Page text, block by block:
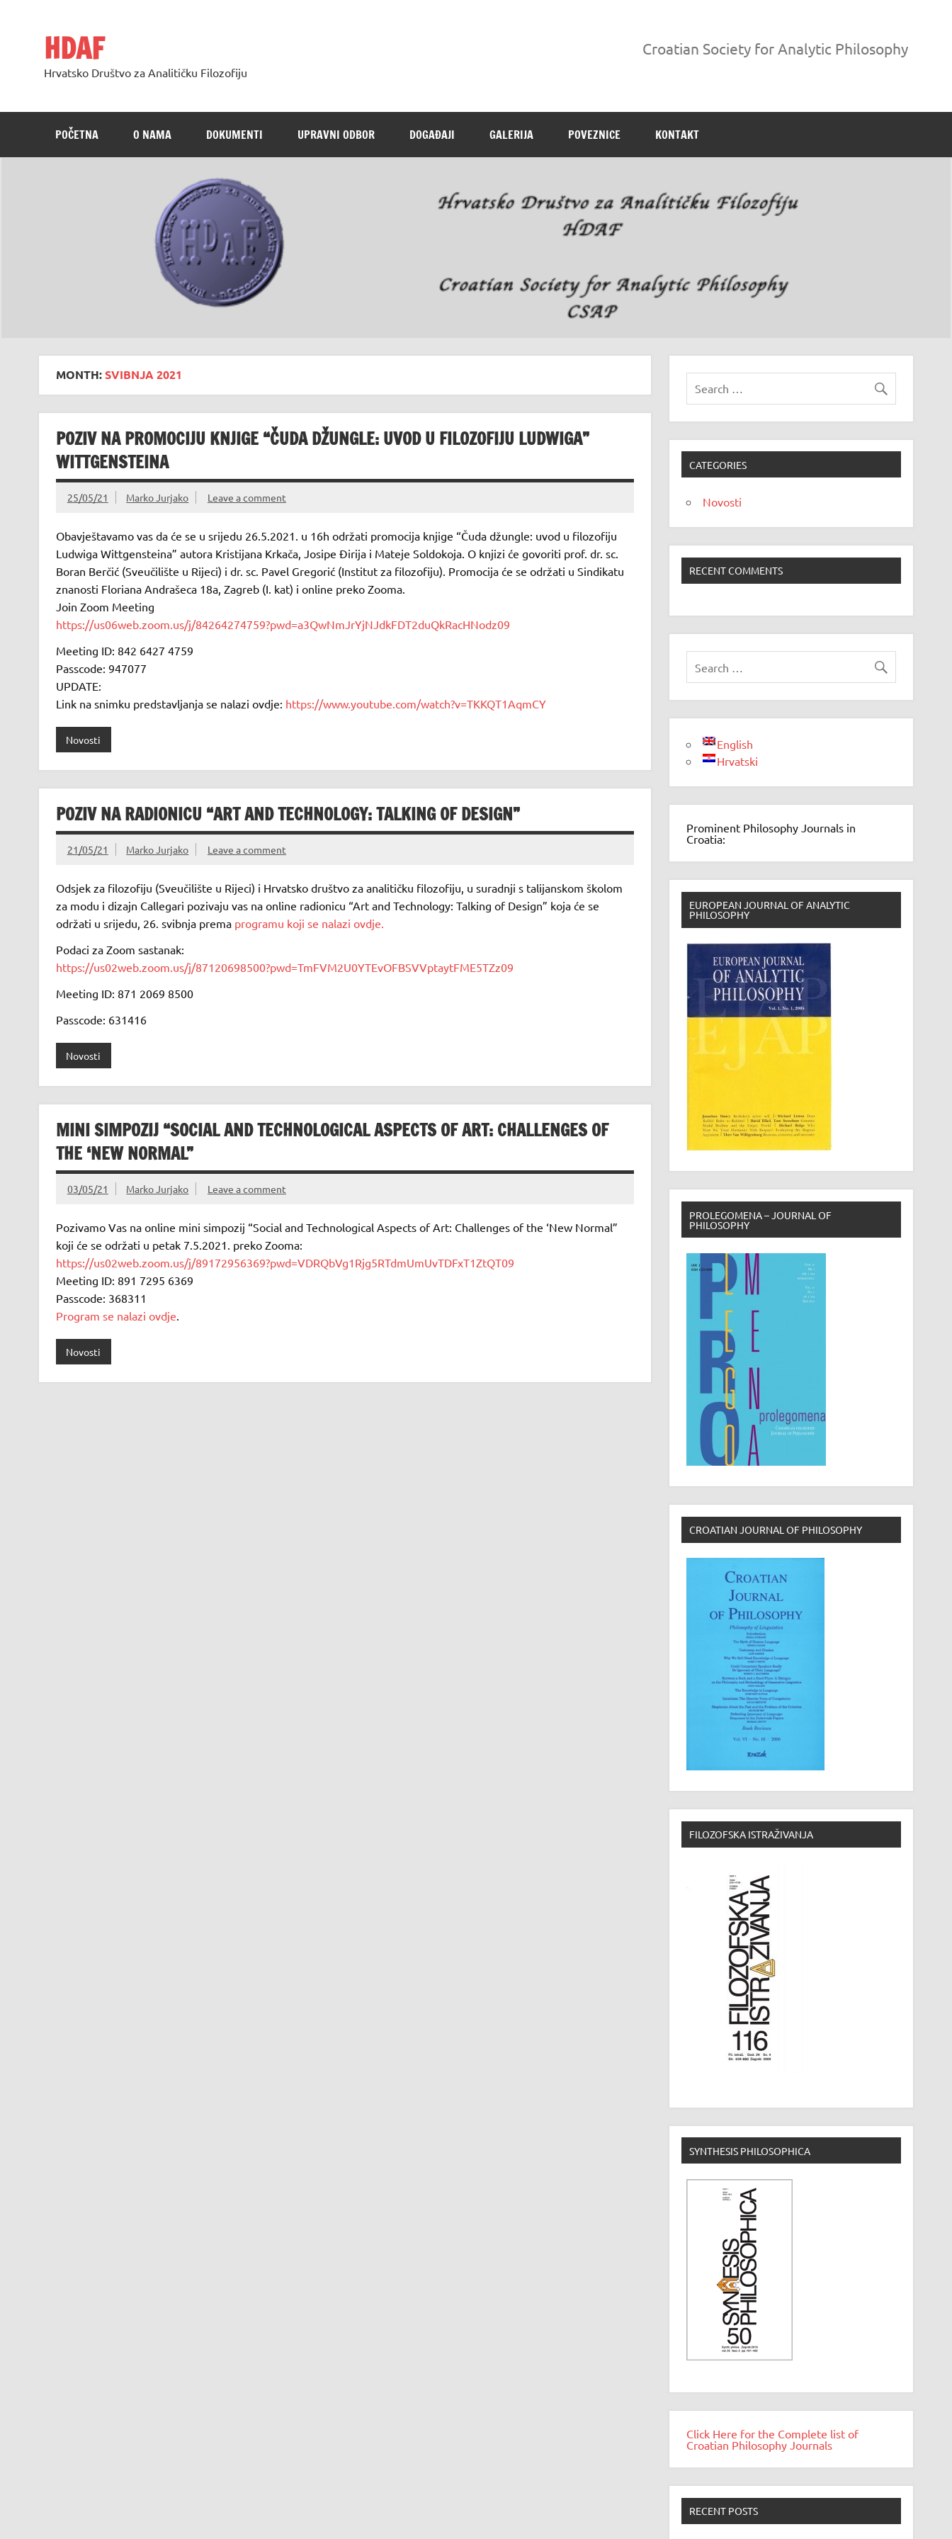
HDAF
Hrvatsko Društvo za Analitičku Filozofiju
Croatian Society for Analytic Philosophy
POČETNA O NAMA DOKUMENTI UPRAVNI ODBOR DOGAĐAJI GALERIJA POVEZNICE KONTAKT
MONTH:SVIBNJA 2021
POZIV NA PROMOCIJU KNJIGE “ČUDA DŽUNGLE: UVOD U FILOZOFIJU LUDWIGA”
WITTGENSTEINA
25/05/21 Marko Jurjako Leave a comment
Obavještavamo vas da će se u srijedu 26.5.2021. u 16h održati promocija knjige “Čuda džungle: uvod u filozofiju
Ludwiga Wittgensteina” autora Kristijana Krkača, Josipe Đirija i Mateje Soldokoja. O knjizi će govoriti prof. dr. sc.
Boran Berčić (Sveučilište u Rijeci) i dr. sc. Pavel Gregorić (Institut za filozofiju). Promocija će se održati u Sindikatu
znanosti Floriana Andrašeca 18a, Zagreb (I. kat) i online preko Zooma.
Join Zoom Meeting
https://us06web.zoom.us/j/84264274759?pwd=a3QwNmJrYjNJdkFDT2duQkRacHNodz09
Meeting ID: 842 6427 4759
Passcode: 947077
UPDATE:
Link na snimku predstavljanja se nalazi ovdje: https://www.youtube.com/watch?v=TKKQT1AqmCY
Novosti
POZIV NA RADIONICU “ART AND TECHNOLOGY: TALKING OF DESIGN”
21/05/21 Marko Jurjako Leave a comment
Odsjek za filozofiju (Sveučilište u Rijeci) i Hrvatsko društvo za analitičku filozofiju, u suradnji s talijanskom školom
za modu i dizajn Callegari pozivaju vas na online radionicu “Art and Technology: Talking of Design” koja će se
održati u srijedu, 26. svibnja prema programu koji se nalazi ovdje.
Podaci za Zoom sastanak:
https://us02web.zoom.us/j/87120698500?pwd=TmFVM2U0YTEvOFBSVVptaytFME5TZz09
Meeting ID: 871 2069 8500
Passcode: 631416
Novosti
MINI SIMPOZIJ “SOCIAL AND TECHNOLOGICAL ASPECTS OF ART: CHALLENGES OF
THE ‘NEW NORMAL”
03/05/21 Marko Jurjako Leave a comment
Pozivamo Vas na online mini simpozij “Social and Technological Aspects of Art: Challenges of the ‘New Normal”
koji će se održati u petak 7.5.2021. preko Zooma:
https://us02web.zoom.us/j/89172956369?pwd=VDRQbVg1Rjg5RTdmUmUvTDFxT1ZtQT09
Meeting ID: 891 7295 6369
Passcode: 368311
Program se nalazi ovdje.
Novosti
CATEGORIES
Novosti
RECENT COMMENTS
English
Hrvatski
Prominent Philosophy Journals in
Croatia:
EUROPEAN JOURNAL OF ANALYTIC
PHILOSOPHY
PROLEGOMENA – JOURNAL OF
PHILOSOPHY
CROATIAN JOURNAL OF PHILOSOPHY
FILOZOFSKA ISTRAŽIVANJA
SYNTHESIS PHILOSOPHICA
Click Here for the Complete list of
Croatian Philosophy Journals
RECENT POSTS